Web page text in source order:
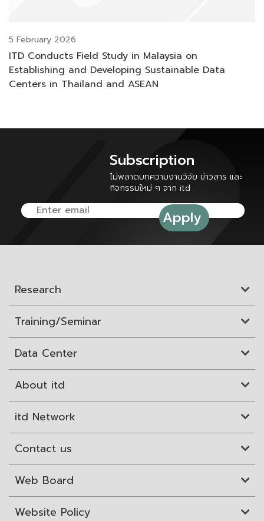
5 February 2026
ITD Conducts Field Study in Malaysia on
Establishing and Developing Sustainable Data
Centers in Thailand and ASEAN
Subscription
ไม่พลาดบทความงานวิจัย ข่าวสาร และ
กิจกรรมใหม่ ๆ จาก itd
Research
Training/Seminar
Data Center
About itd
itd Network
Contact us
Web Board
Website Policy